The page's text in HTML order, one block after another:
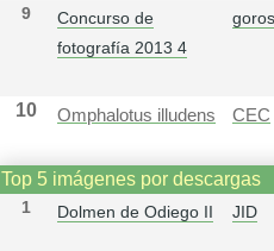
9
Concurso de
fotografía 2013 4
10 Omphalotus illudens CEC
Top 5 imágenes por descargas
1 Dolmen de Odiego II JID